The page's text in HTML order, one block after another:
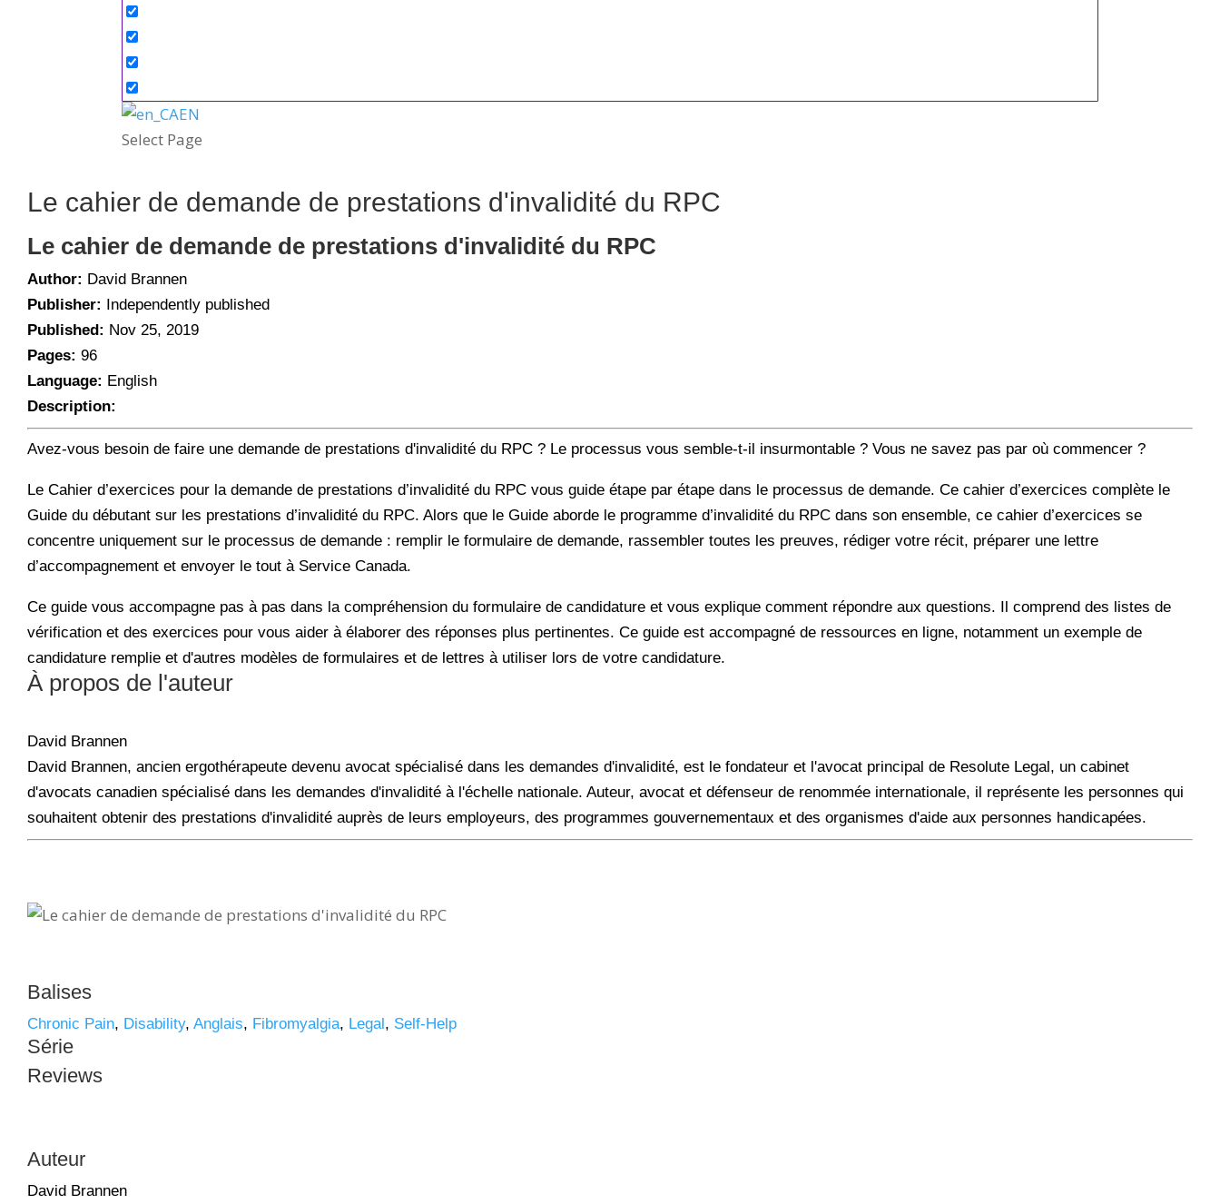
EN
Select Page
Le cahier de demande de prestations d'invalidité du RPC
Le cahier de demande de prestations d'invalidité du RPC
Author: David Brannen
Publisher: Independently published
Published: Nov 25, 2019
Pages: 96
Language: English
Description:
Avez-vous besoin de faire une demande de prestations d'invalidité du RPC ? Le processus vous semble-t-il insurmontable ? Vous ne savez pas par où commencer ?
Le Cahier d’exercices pour la demande de prestations d’invalidité du RPC vous guide étape par étape dans le processus de demande. Ce cahier d’exercices complète le
Guide du débutant sur les prestations d’invalidité du RPC. Alors que le Guide aborde le programme d’invalidité du RPC dans son ensemble, ce cahier d’exercices se
concentre uniquement sur le processus de demande : remplir le formulaire de demande, rassembler toutes les preuves, rédiger votre récit, préparer une lettre
d’accompagnement et envoyer le tout à Service Canada.
Ce guide vous accompagne pas à pas dans la compréhension du formulaire de candidature et vous explique comment répondre aux questions. Il comprend des listes de
vérification et des exercices pour vous aider à élaborer des réponses plus pertinentes. Ce guide est accompagné de ressources en ligne, notamment un exemple de
candidature remplie et d'autres modèles de formulaires et de lettres à utiliser lors de votre candidature.
À propos de l'auteur
David Brannen
David Brannen, ancien ergothérapeute devenu avocat spécialisé dans les demandes d'invalidité, est le fondateur et l'avocat principal de Resolute Legal, un cabinet
d'avocats canadien spécialisé dans les demandes d'invalidité à l'échelle nationale. Auteur, avocat et défenseur de renommée internationale, il représente les personnes qui
souhaitent obtenir des prestations d'invalidité auprès de leurs employeurs, des programmes gouvernementaux et des organismes d'aide aux personnes handicapées.
Balises
Chronic Pain, Disability, Anglais, Fibromyalgia, Legal, Self-Help
Série
Reviews
Auteur
David Brannen